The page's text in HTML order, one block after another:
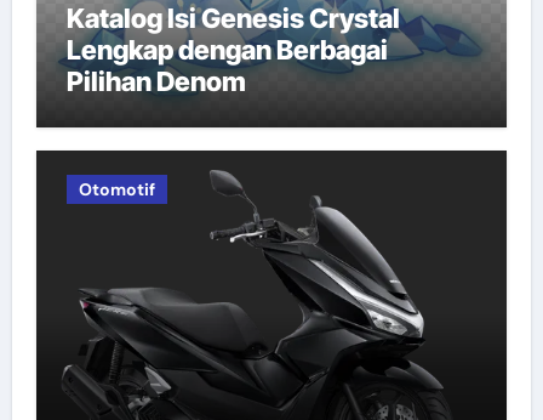
Katalog Isi Genesis Crystal
Lengkap dengan Berbagai
Pilihan Denom
Otomotif